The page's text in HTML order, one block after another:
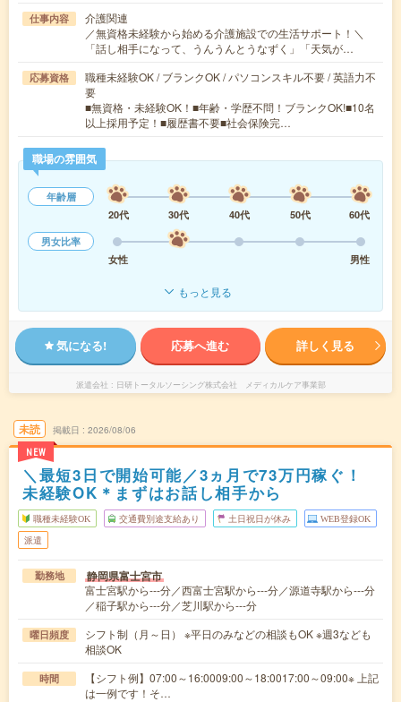
仕事内容
介護関連
／無資格未経験から始める介護施設での生活サポート！＼
「話し相手になって、うんうんとうなずく」「天気が…
応募資格
職種未経験OK / ブランクOK / パソコンスキル不要 / 英語力不
要
■無資格・未経験OK！■年齢・学歴不問！ブランクOK!■10名
以上採用予定！■履歴書不要■社会保険完…
職場の雰囲気
年齢層
20代
30代 40代 50代
60代
男女比率
女性
男性
もっと見る
気になる! 応募へ進む 詳しく見る
派遣会社 日研トータルソーシング株式会社 メディカルケア事業部
未読
NEW
掲載日 2026/08/06
＼最短3日で開始可能／3ヵ月で73万円稼ぐ！
未経験OK＊まずはお話し相手から
職種未経験OK 交通費別途支給あり 土日祝日が休み WEB登録OK
派遣
勤務地 静岡県富士宮市
富士宮駅から---分／西富士宮駅から---分／源道寺駅から---分
／稲子駅から---分／芝川駅から---分
曜日頻度
シフト制（月～日） ※平日のみなどの相談もOK ※週3なども
相談OK
時間
【シフト例】07:00～16:0009:00～18:0017:00～09:00※ 上記
は一例です！そ…